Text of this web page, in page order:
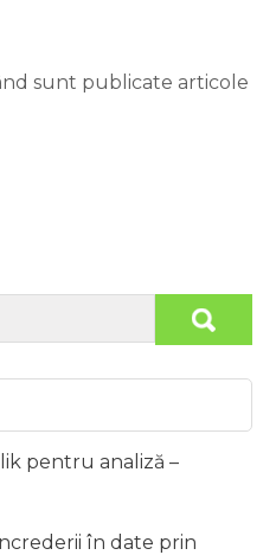
sunt publicate articole
pentru analiză –
în date prin